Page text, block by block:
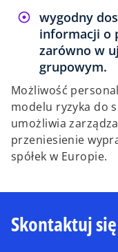
wygodny
informacji o
zarówno w
grupowym.
Możliwość
modelu ryzyka do
umożliwia
przeniesienie
spółek w Europie.
Skontaktuj